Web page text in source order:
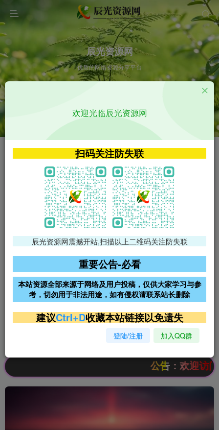
辰光资源网
优质的网络资源分享平台
VIP特权介绍 APP源码
VIP特权介绍
火
VIP特权介绍
影视源码
影视源码
免费领支付宝红包
腾讯轻量4核4G3M服务器38元/
阿里云2核2G200M服务器68元/
年
雨云高防免备案服务器
超低价文字广告位招租 超低价文字广告位招租
超低价文字广告位招租
公告：欢迎访问辰
欢迎光临辰光资源网
扫码关注防失联
辰光资源网震撼开站,扫描以上二维码关注防失联
重要公告-必看
本站资源全部来源于网络及用户投稿，仅供大家学习与参
考，切勿用于非法用途，如有侵权请联系站长删除
建议Ctrl+D收藏本站链接以免遗失
登陆/注册 加入QQ群